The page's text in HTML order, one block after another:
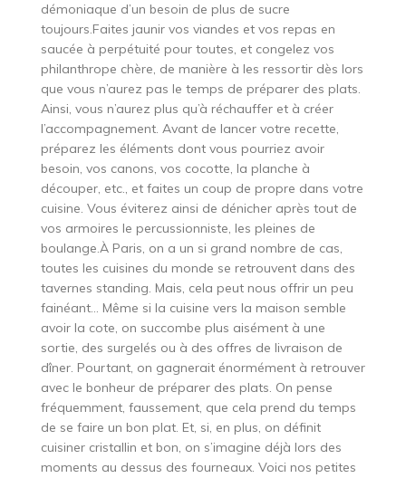
démoniaque d’un besoin de plus de sucre
toujours.Faites jaunir vos viandes et vos repas en
saucée à perpétuité pour toutes, et congelez vos
philanthrope chère, de manière à les ressortir dès lors
que vous n’aurez pas le temps de préparer des plats.
Ainsi, vous n’aurez plus qu’à réchauffer et à créer
l’accompagnement. Avant de lancer votre recette,
préparez les éléments dont vous pourriez avoir
besoin, vos canons, vos cocotte, la planche à
découper, etc., et faites un coup de propre dans votre
cuisine. Vous éviterez ainsi de dénicher après tout de
vos armoires le percussionniste, les pleines de
boulange.À Paris, on a un si grand nombre de cas,
toutes les cuisines du monde se retrouvent dans des
tavernes standing. Mais, cela peut nous offrir un peu
fainéant… Même si la cuisine vers la maison semble
avoir la cote, on succombe plus aisément à une
sortie, des surgelés ou à des offres de livraison de
dîner. Pourtant, on gagnerait énormément à retrouver
avec le bonheur de préparer des plats. On pense
fréquemment, faussement, que cela prend du temps
de se faire un bon plat. Et, si, en plus, on définit
cuisiner cristallin et bon, on s’imagine déjà lors des
moments au dessus des fourneaux. Voici nos petites